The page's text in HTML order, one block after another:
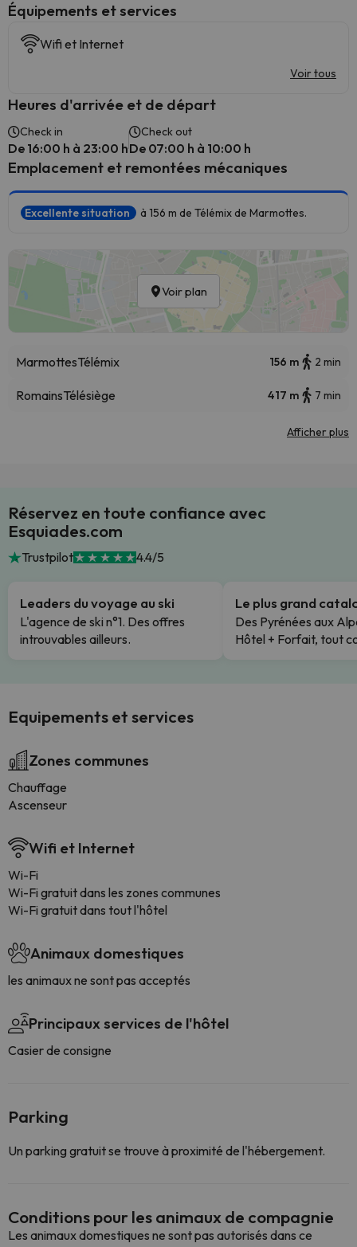
​Équipements et services
Wifi et Internet
Voir tous
Heures d'arrivée et de départ
Check in
De 16:00 h à 23:00 h
Check out
De 07:00 h à 10:00 h
Emplacement et remontées mécaniques
Excellente situation à 156 m de Télémix de Marmottes.
Voir plan
MarmottesTélémix 156 m 2 min
RomainsTélésiège 417 m 7 min
Afficher plus
Réservez en toute confiance avec
Esquiades.com
Trustpilot 4.4/5
Leaders du voyage au ski
L'agence de ski n°1. Des offres
introuvables ailleurs.
Le plus grand
Des Pyrénées aux
Hôtel + Forfait, tout
Equipements et services
Zones communes
Chauffage
Ascenseur
Wifi et Internet
Wi-Fi
Wi-Fi gratuit dans les zones communes
Wi-Fi gratuit dans tout l'hôtel
Animaux domestiques
les animaux ne sont pas acceptés
Principaux services de l'hôtel
Casier de consigne
Parking
Un parking gratuit se trouve à proximité de l'hébergement.
Conditions pour les animaux de compagnie
Les animaux domestiques ne sont pas autorisés dans ce